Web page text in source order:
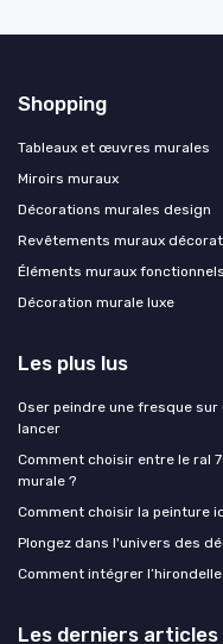
Shopping
Tableaux et œuvres murales
Miroirs muraux
Décorations murales design
Revêtements muraux
Éléments muraux
Décoration murale luxe
Les plus lus
Oser peindre une fresque
lancer
Comment choisir entre le ral
murale ?
Comment choisir la peinture
Plongez dans l'univers des
Comment intégrer
Les derniers articles